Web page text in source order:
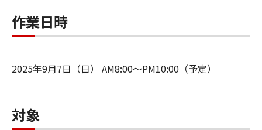
作業日時
2025年9月7日（日） AM8:00～PM10:00（予定）
対象